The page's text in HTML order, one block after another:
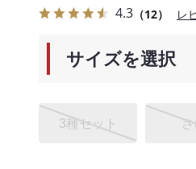
4.3 （12） レ
サイズを選択
3種セット さ